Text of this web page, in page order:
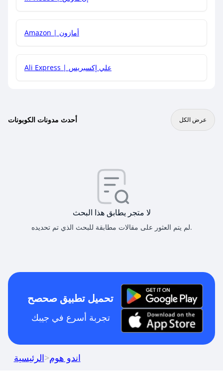
Amazon | أمازون
Ali Express | علي إكسبريس
أحدث مدونات الكوبونات عرض الكل
لا متجر يطابق هذا البحث
لم يتم العثور على مقالات مطابقة للبحث الذي تم تحديده.
تحميل تطبيق صحصح
تجربة أسرع في جيبك
الرئيسية>اندو هوم